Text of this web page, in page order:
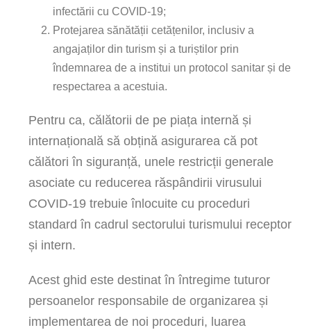
infectării cu COVID-19;
Protejarea sănătății cetățenilor, inclusiv a
angajaților din turism și a turiștilor prin
îndemnarea de a institui un protocol sanitar și de
respectarea a acestuia.
Pentru ca, călătorii de pe piața internă și
internațională să obțină asigurarea că pot
călători în siguranță, unele restricții generale
asociate cu reducerea răspândirii virusului
COVID-19 trebuie înlocuite cu proceduri
standard în cadrul sectorului turismului receptor
și intern.
Acest ghid este destinat în întregime tuturor
persoanelor responsabile de organizarea și
implementarea de noi proceduri, luarea